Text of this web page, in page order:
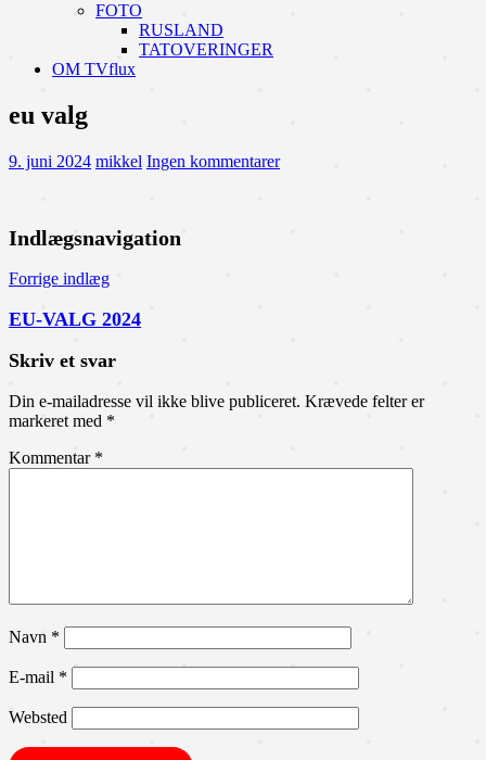
FOTO
RUSLAND
TATOVERINGER
OM TVflux
eu valg
9. juni 2024 mikkel Ingen kommentarer
Indlægsnavigation
Forrige indlæg
EU-VALG 2024
Skriv et svar
Din e-mailadresse vil ikke blive publiceret. Krævede felter er
markeret med *
Kommentar *
Navn *
E-mail *
Websted